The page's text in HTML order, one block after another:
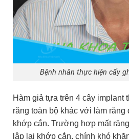
Bệnh nhân thực hiện cấy
Hàm giả tựa trên 4 cây implant
răng toàn bộ khác với làm
khớp cắn. Trường hợp mất
lập lại khớp cắn, chính khó